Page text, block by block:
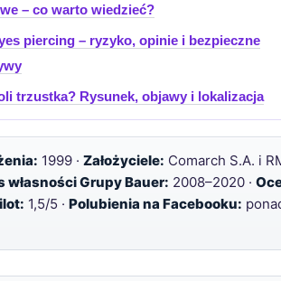
– co warto wiedzieć?
piercing – ryzyko, opinie i bezpieczne
trzustka? Rysunek, objawy i lokalizacja
1999 · Założyciele: Comarch S.A. i
własności Grupy Bauer: 2008–2020 ·
1,5/5 · Polubienia na Facebooku: